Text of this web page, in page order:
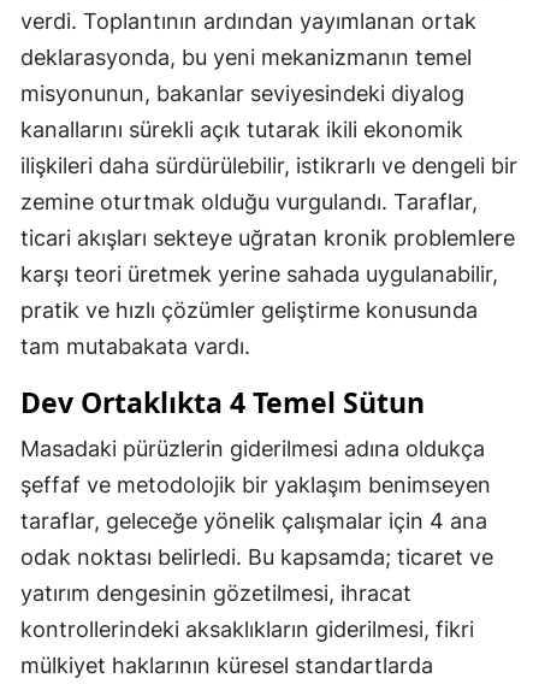
verdi. Toplantının ardından yayımlanan ortak
deklarasyonda, bu yeni mekanizmanın temel
misyonunun, bakanlar seviyesindeki diyalog
kanallarını sürekli açık tutarak ikili ekonomik
ilişkileri daha sürdürülebilir, istikrarlı ve dengeli bir
zemine oturtmak olduğu vurgulandı. Taraflar,
ticari akışları sekteye uğratan kronik problemlere
karşı teori üretmek yerine sahada uygulanabilir,
pratik ve hızlı çözümler geliştirme konusunda
tam mutabakata vardı.
Dev Ortaklıkta 4 Temel Sütun
Masadaki pürüzlerin giderilmesi adına oldukça
şeffaf ve metodolojik bir yaklaşım benimseyen
taraflar, geleceğe yönelik çalışmalar için 4 ana
odak noktası belirledi. Bu kapsamda; ticaret ve
yatırım dengesinin gözetilmesi, ihracat
kontrollerindeki aksaklıkların giderilmesi, fikri
mülkiyet haklarının küresel standartlarda